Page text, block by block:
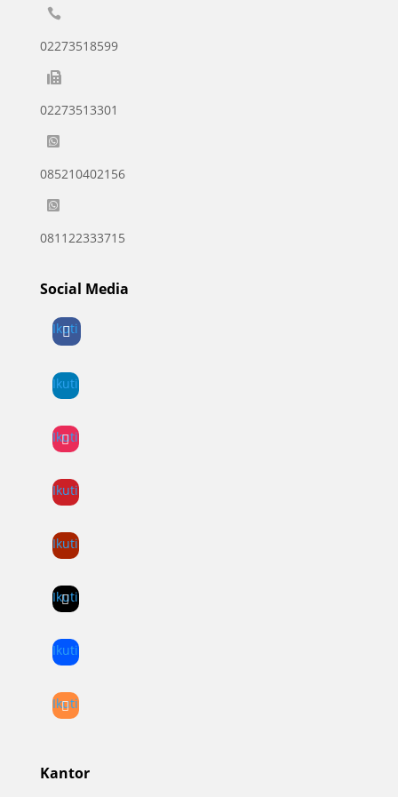

02273518599

02273513301

085210402156

081122333715
Social Media
Ikuti
Ikuti
Ikuti
Ikuti
Ikuti
Ikuti
Ikuti
Ikuti
Kantor